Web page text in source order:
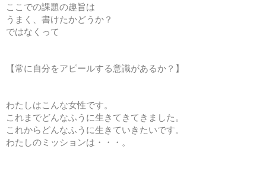
ここでの課題の趣旨は
うまく、書けたかどうか？
ではなくって
【常に自分をアピールする意識があるか？】
わたしはこんな女性です。
これまでどんなふうに生きてきてきました。
これからどんなふうに生きていきたいです。
わたしのミッションは・・・。